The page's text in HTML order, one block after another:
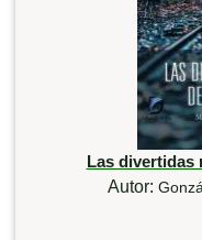
Las divertidas
Autor: